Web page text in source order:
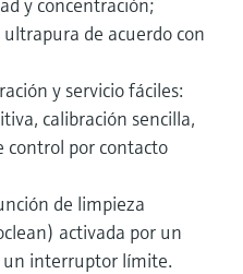
de acuerdo con
y servicio fáciles:
calibración sencilla,
control por contacto
de limpieza
activada por un
interruptor límite.